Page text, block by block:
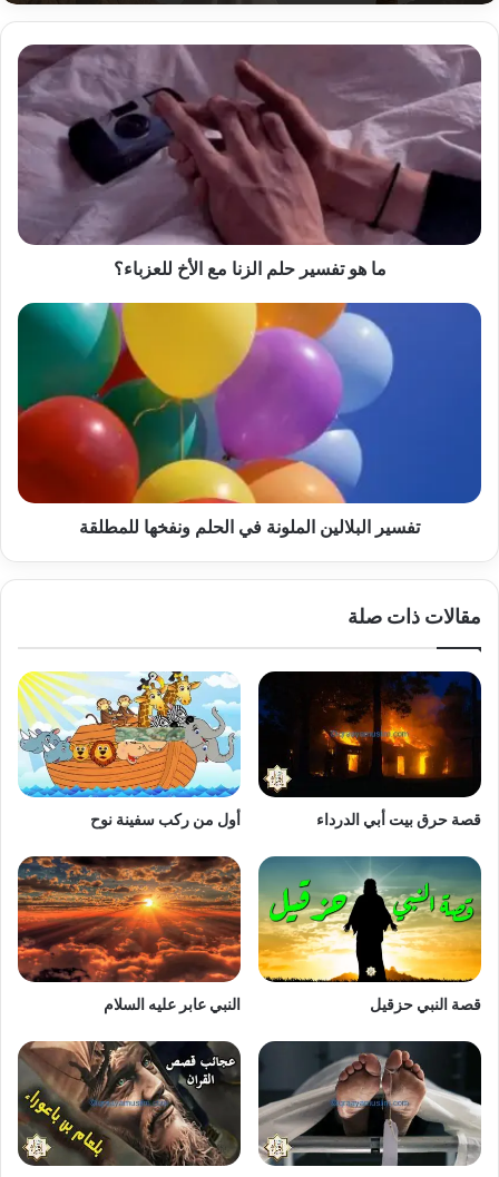
ما
هو
تفسير
حلم
الزنا
مع
الأخ للعزباء؟
ما هو تفسير حلم الزنا مع الأخ للعزباء؟
تفسير
تفسير البلالين الملونة في الحلم ونفخها للمطلقة
مقالات ذات صلة
قصة حرق بيت أبي الدرداء أول من ركب سفينة نوح
قصة النبي حزقيل النبي عابر عليه السلام